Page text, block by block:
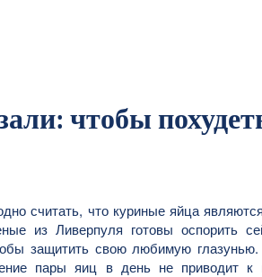
чтобы
считать, что куриные яйца
из Ливерпуля готовы оспорить
защитить свою любимую глазунью.
пары яиц в день не приводит к